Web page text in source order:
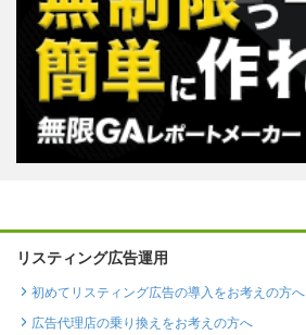
リスティング広告運用
初めてリスティング広告の導入をお考えの方へ
広告代理店の乗り換えをお考えの方へ